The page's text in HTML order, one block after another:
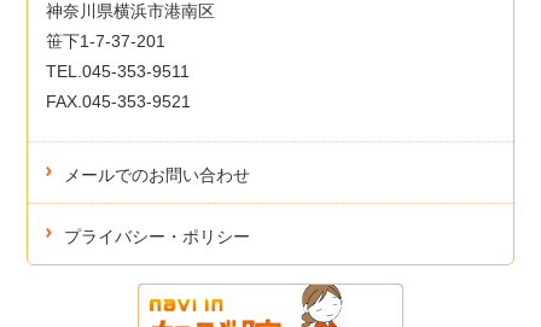
神奈川県横浜市港南区
笹下1-7-37-201
TEL.045-353-9511
FAX.045-353-9521
メールでのお問い合わせ
プライバシー・ポリシー